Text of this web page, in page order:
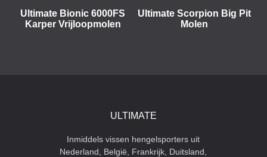
Ultimate Bionic 6000FS
Karper Vrijloopmolen
Ultimate Scorpion Big Pit
Molen
ULTIMATE
Inmiddels vissen hengelsporters uit
Nederland, België, Frankrijk, Duitsland,